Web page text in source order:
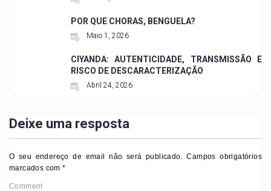
POR QUE CHORAS, BENGUELA?
Maio 1, 2026
CIYANDA: AUTENTICIDADE, TRANSMISSÃO E
RISCO DE DESCARACTERIZAÇÃO
Abril 24, 2026
Deixe uma resposta
O seu endereço de email não será publicado. Campos obrigatórios
marcados com*
Comment